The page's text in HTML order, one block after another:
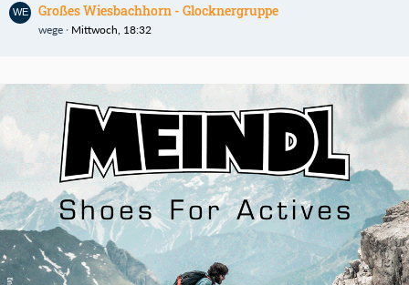
Großes Wiesbachhorn - Glocknergruppe
wege Mittwoch, 18:32